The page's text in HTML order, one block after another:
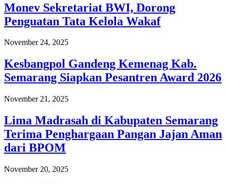
Monev Sekretariat BWI, Dorong
Penguatan Tata Kelola Wakaf
November 24, 2025
Kesbangpol Gandeng Kemenag Kab.
Semarang Siapkan Pesantren Award 2026
November 21, 2025
Lima Madrasah di Kabupaten Semarang
Terima Penghargaan Pangan Jajan Aman
dari BPOM
November 20, 2025